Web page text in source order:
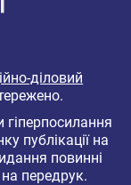
діловий
гіперпосилання
публікації на
повинні
передрук.